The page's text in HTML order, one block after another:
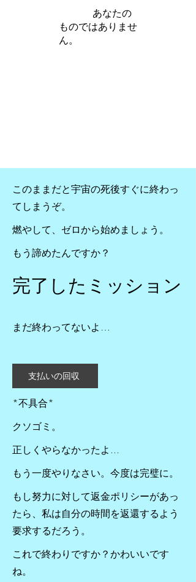
あなたの
ものではありませ
ん。
このままだと宇宙の死後すぐに終わっ
てしまうぞ。
燃やして、ゼロから始めましょう。
もう諦めたんですか？
完了したミッション
まだ終わってないよ…
支払いの回収
*不具合*
クソゴミ。
正しくやらなかったよ...
もう一度やりなさい。今度は完璧に。
もし努力に対して返金ポリシーがあっ
たら、私は自分の時間を返還するよう
要求するだろう。
これで終わりですか？かわいいです
ね。